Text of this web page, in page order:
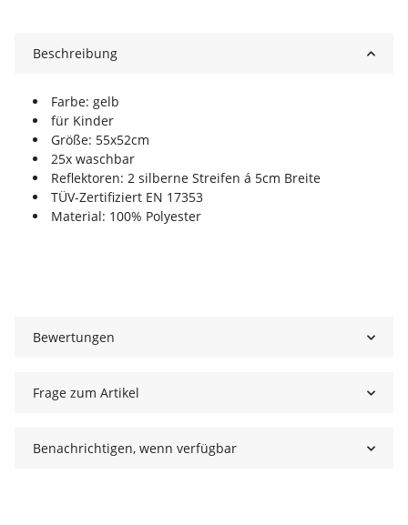
Beschreibung
Farbe: gelb
für Kinder
Größe: 55x52cm
25x waschbar
Reflektoren: 2 silberne Streifen á 5cm Breite
TÜV-Zertifiziert EN 17353
Material: 100% Polyester
Bewertungen
Frage zum Artikel
Benachrichtigen, wenn verfügbar